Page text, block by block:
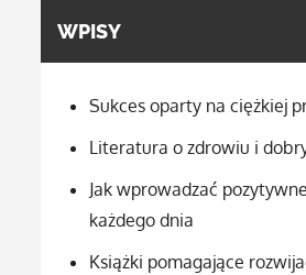
WPISY
Sukces oparty na ciężkiej
Literatura o zdrowiu i
Jak wprowadzać
każdego dnia
Książki pomagające